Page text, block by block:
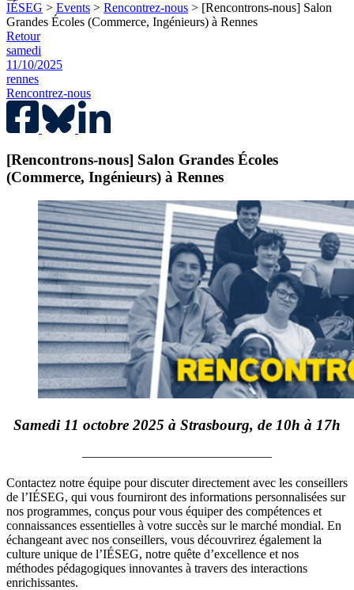
IÉSEG > Events > Rencontrez-nous > [Rencontrons-nous] Salon
Grandes Écoles (Commerce, Ingénieurs) à Rennes
Retour
samedi
11/10/2025
rennes
Rencontrez-nous
[Rencontrons-nous] Salon Grandes Écoles
(Commerce, Ingénieurs) à Rennes
Samedi 11 octobre 2025 à Strasbourg, de 10h à 17h
———————————————
Contactez notre équipe pour discuter directement avec les conseillers
de l’IÉSEG, qui vous fourniront des informations personnalisées sur
nos programmes, conçus pour vous équiper des compétences et
connaissances essentielles à votre succès sur le marché mondial. En
échangeant avec nos conseillers, vous découvrirez également la
culture unique de l’IÉSEG, notre quête d’excellence et nos
méthodes pédagogiques innovantes à travers des interactions
enrichissantes.